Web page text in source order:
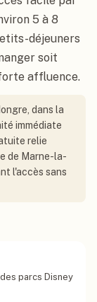
5 à 8
déjeuners
soit
affluence.
dans la
immédiate
relie
de Marne-la-
l'accès sans
parcs Disney